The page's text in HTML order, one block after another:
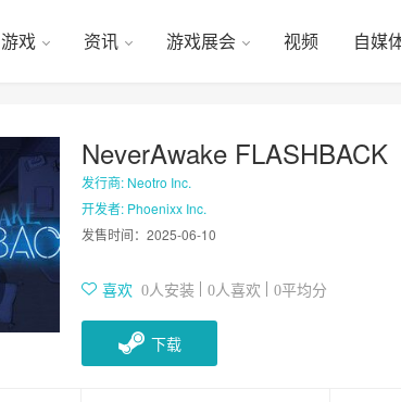
游戏 资讯 游戏展会 视频 自媒
NeverAwake FLASHBACK
发行商: Neotro Inc.
开发者: Phoenixx Inc.
发售时间： 2025-06-10
喜欢 0人安装 0人喜欢 0平均分
下载